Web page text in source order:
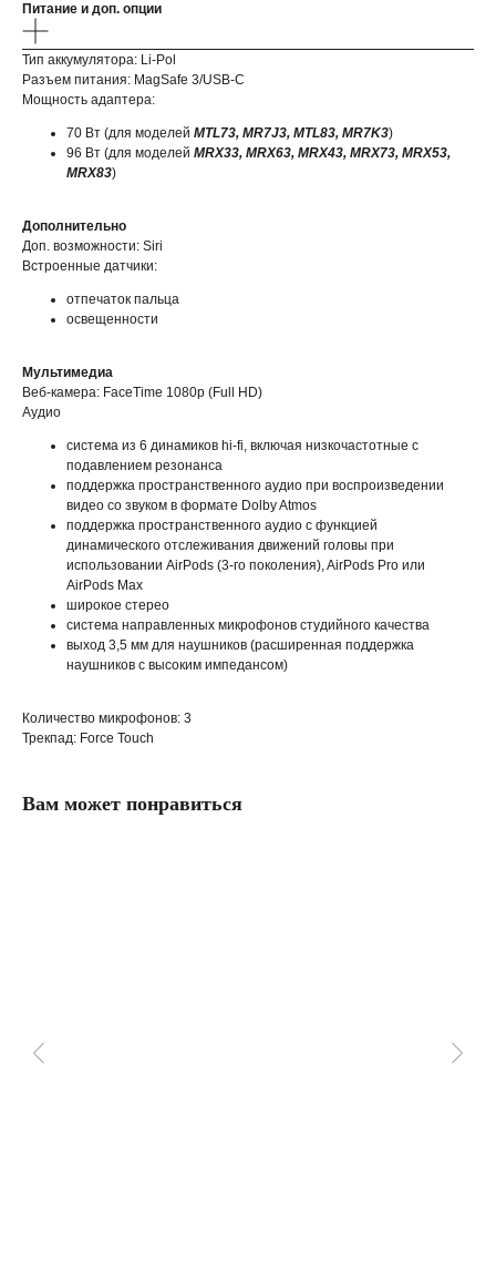
Питание и доп. опции
Тип аккумулятора: Li-Pol
Разъем питания: MagSafe 3/USB-C
Мощность адаптера:
70 Вт (для моделей MTL73, MR7J3, MTL83, MR7K3)
96 Вт (для моделей MRX33, MRX63, MRX43, MRX73, MRX53,
MRX83)
Дополнительно
Доп. возможности: Siri
Встроенные датчики:
отпечаток пальца
освещенности
Мультимедиа
Веб-камера: FaceTime 1080p (Full HD)
Аудио
система из 6 динамиков hi-fi, включая низкочастотные с
подавлением резонанса
поддержка пространственного аудио при воспроизведении
видео со звуком в формате Dolby Atmos
поддержка пространственного аудио с функцией
динамического отслеживания движений головы при
использовании AirPods (3‑го поколения), AirPods Pro или
AirPods Max
широкое стерео
система направленных микрофонов студийного качества
выход 3,5 мм для наушников (расширенная поддержка
наушников с высоким импедансом)
Количество микрофонов: 3
Трекпад: Force Touch
Вам может понравиться